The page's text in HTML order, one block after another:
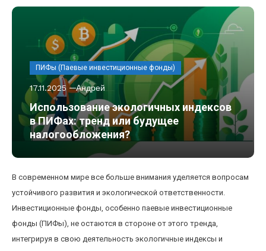
ПИФы (Паевые инвестиционные фонды)
17.11.2025 Андрей
Использование экологичных индексов
в ПИФах: тренд или будущее
налогообложения?
В современном мире все больше внимания уделяется вопросам
устойчивого развития и экологической ответственности.
Инвестиционные фонды, особенно паевые инвестиционные
фонды (ПИФы), не остаются в стороне от этого тренда,
интегрируя в свою деятельность экологичные индексы и